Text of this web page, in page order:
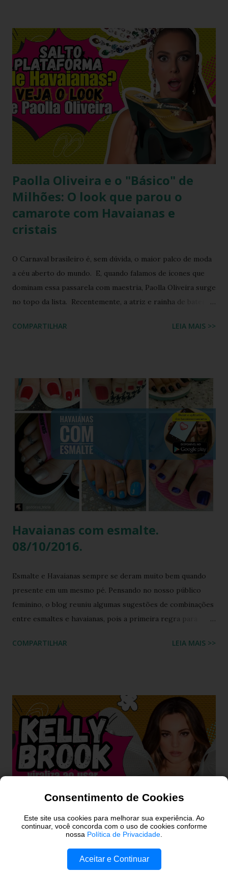
2000, o famoso scrunchie aquele elástico de cabelo
revestido de tecido franzido conquistou passarelas, vitrines
e o guarda-roupa das principais influenciadoras de moda.
Percebendo esse movimento de resgate retrô com toque
contemporâneo, a Havaianas trouxe uma inovação que une
o melhor dos dois mundos. O Chinelo Havaianas Top
Scrunchie surge exatamente como essa resposta
fashionista: a fusão impecável da lendária sola de borracha
Havaianas com tiras revestidas de tecido drapeado com
toqu...
Paolla Oliveira e o "Básico" de
Milhões: O look que parou o
camarote com Havaianas e
cristais
O Carnaval brasileiro é, sem dúvida, o maior palco de moda
a céu aberto do mundo. E, quando falamos de ícones que
dominam essa passarela com maestria, Paolla Oliveira surge
no topo da lista. Recentemente, a atriz e rainha de bateria
preparação para o Camarote Havaianas , na Sapucaí. Com o
matéria, mergulhamos nos detalhes técnicos e estéticos do
look, com foco especial no calçado que desafiou as leis da
gravidade e da moda: o salto plataforma construído com
Havaianas . A ironia da "Basiquinha": O figurino de joias
Antes de chegarmos aos pés, precisamos falar sobre a
armadura de brilho que Paolla ostentou. O conjunto,
composto por um top e uma minissaia, não era apenas
"bordado", mas sim uma escultura de pedrarias
multicoloridas . ...
COMPARTILHAR LEIA MAIS >>
Havaianas com esmalte.
08/10/2016.
Esmalte e Havaianas sempre se deram muito bem quando
presente em um mesmo pé. Pensando no nosso público
feminino, o blog reuniu algumas sugestões de combinações
entre esmaltes e havaianas, pois a primeira regra para
BUSCA PERSONALIZADA NOS ACERVOS DO BLOG
COMPARTILHAR LEIA MAIS >>
Kelly Brook usando Havaianas
Top preto: o look simples e
Consentimento de Cookies
Este site usa cookies para melhorar sua experiência. Ao
continuar, você concorda com o uso de cookies conforme
nossa Política de Privacidade
Aceitar e Continuar